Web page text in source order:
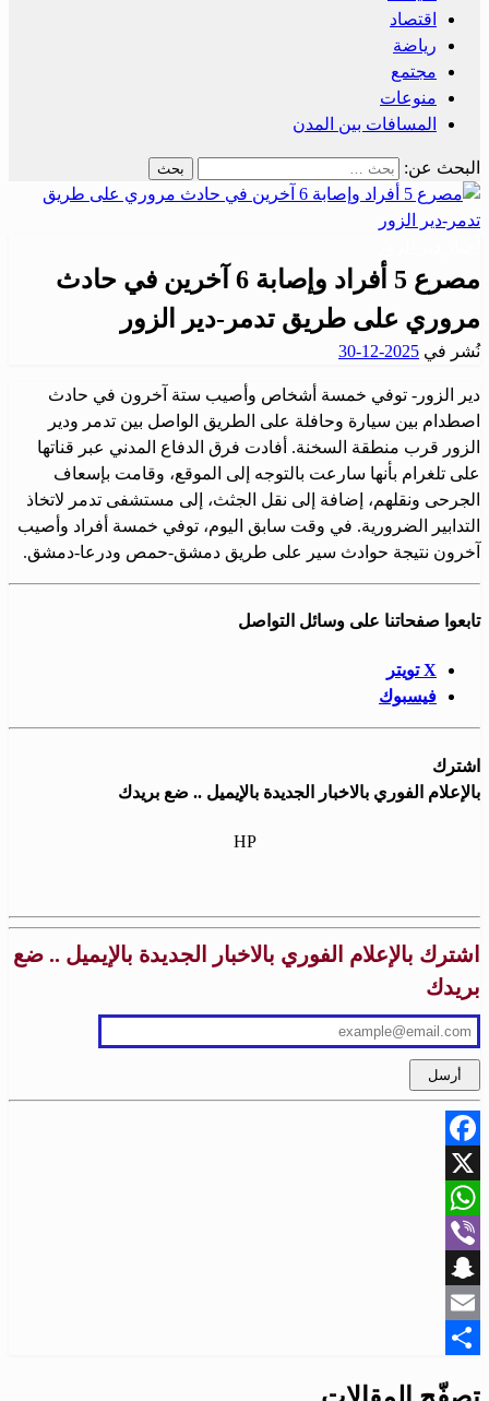
اقتصاد
رياضة
مجتمع
منوعات
المسافات بين المدن
البحث عن:
مصرع 5 أفراد وإصابة 6 آخرين في حادث
مروري على طريق تدمر-دير الزور
نُشر في 2025-12-30
دير الزور- توفي خمسة أشخاص وأصيب ستة آخرون في حادث
اصطدام بين سيارة وحافلة على الطريق الواصل بين تدمر ودير
الزور قرب منطقة السخنة. أفادت فرق الدفاع المدني عبر قناتها
على تلغرام بأنها سارعت بالتوجه إلى الموقع، وقامت بإسعاف
الجرحى ونقلهم، إضافة إلى نقل الجثث، إلى مستشفى تدمر لاتخاذ
التدابير الضرورية. في وقت سابق اليوم، توفي خمسة أفراد وأصيب
آخرون نتيجة حوادث سير على طريق دمشق-حمص ودرعا-دمشق.
تابعوا صفحاتنا على وسائل التواصل
X تويتر
فيسبوك
اشترك
بالإعلام الفوري بالاخبار الجديدة بالإيميل .. ضع بريدك
HP
اشترك بالإعلام الفوري بالاخبار الجديدة بالإيميل .. ضع
بريدك
Facebook
X
WhatsApp
Viber
Snapchat
Email